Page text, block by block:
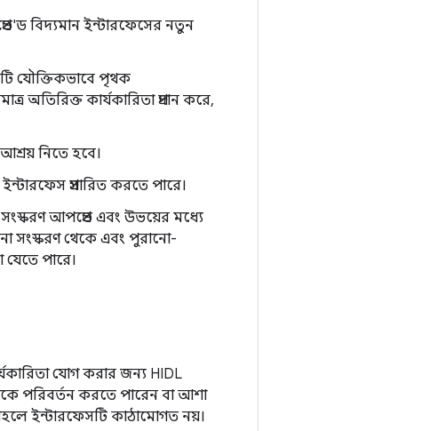
বিদ্যমান ইন্টারফেসের নতুন
যৌক্তিকভাবে পৃথক
অতিরিক্ত কার্যকারিতা প্রদান করে,
নিতে হবে।
প্রসারিত করতে পারে।
সংস্করণ আপপ্রেভ এবং উভয়ের মধ্যে
সংস্করণ থেকে এবং পুরানো-
পারে।
যোগ করার জন্য HIDL
পরিবর্তন করতে পারেন বা আশা
ইন্টারফেসটি কাঠামোগত নয়।